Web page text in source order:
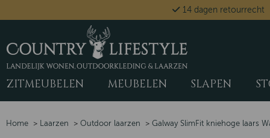
14 dagen retourrecht
ZITMEUBELEN MEUBELEN SLAPEN
Home > Laarzen > Outdoor laarzen > Galway SlimFit kniehoge laars